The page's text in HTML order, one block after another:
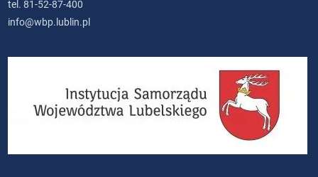
tel. 81-52-87-400
info@wbp.lublin.pl